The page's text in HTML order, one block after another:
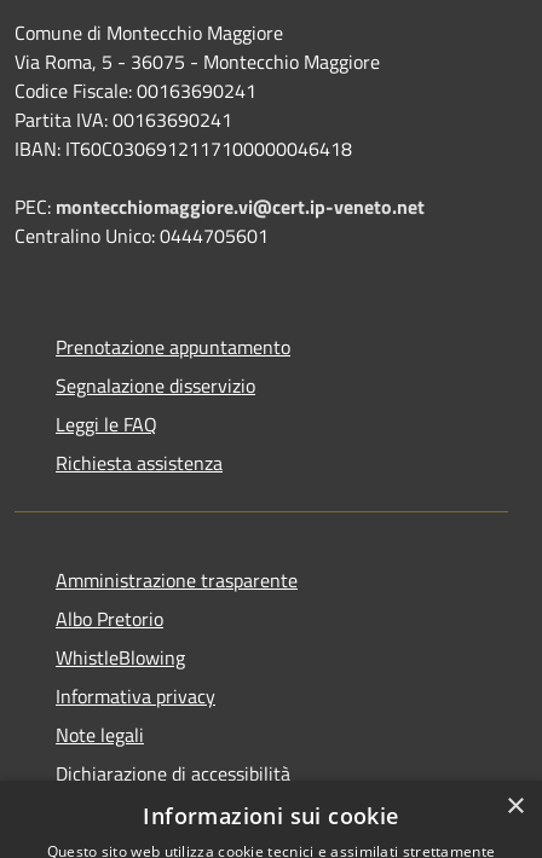
Comune di Montecchio Maggiore
Via Roma, 5 - 36075 - Montecchio Maggiore
Codice Fiscale: 00163690241
Partita IVA: 00163690241
IBAN: IT60C0306912117100000046418
PEC: montecchiomaggiore.vi@cert.ip-veneto.net
Centralino Unico: 0444705601
Prenotazione appuntamento
Segnalazione disservizio
Leggi le FAQ
Richiesta assistenza
Amministrazione trasparente
Albo Pretorio
WhistleBlowing
Informativa privacy
Note legali
Dichiarazione di accessibilità
×
Informazioni sui cookie
Questo sito web utilizza cookie tecnici e assimilati strettamente